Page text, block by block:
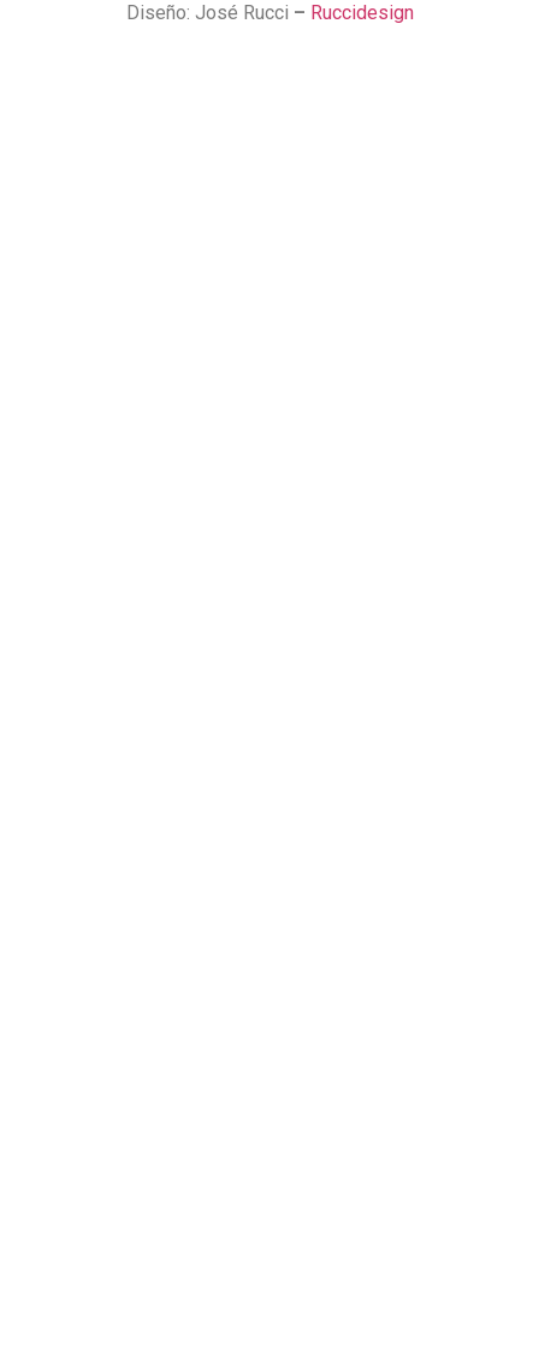
Diseño: José Rucci – Ruccidesign